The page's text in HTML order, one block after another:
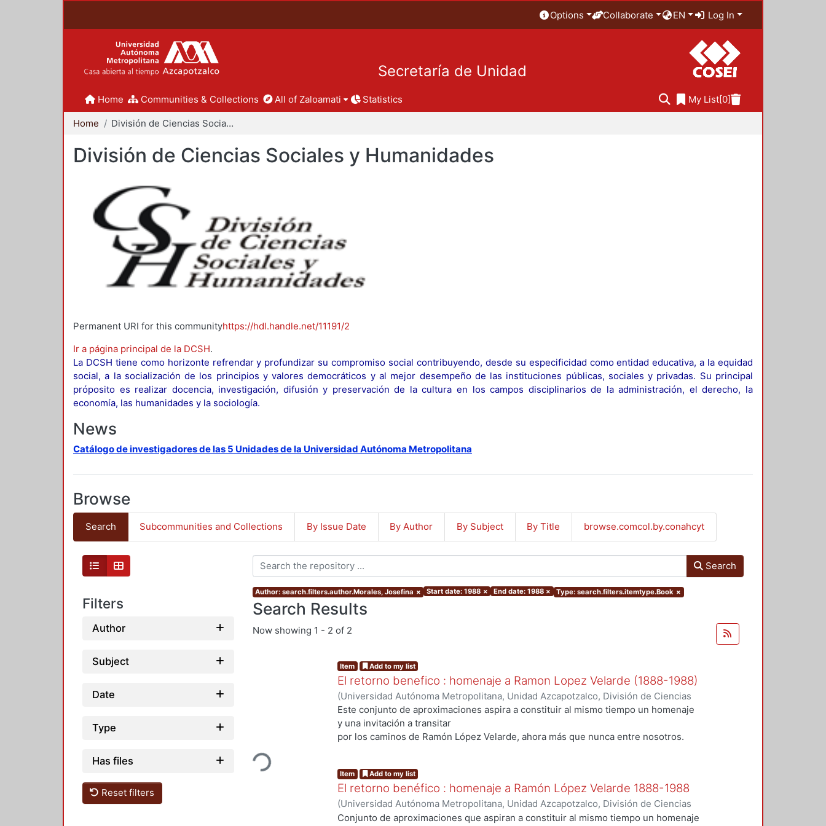
Options Collaborate EN Log In
Secretaría de Unidad
Home Communities & Collections All of Zaloamati Statistics My List[0]
Home División de Ciencias Sociales y Humanidades
División de Ciencias Sociales y Humanidades
Permanent URI for this communityhttps://hdl.handle.net/11191/2
Ir a página principal de la DCSH.
La DCSH tiene como horizonte refrendar y profundizar su compromiso social contribuyendo, desde su especificidad como entidad educativa, a la equidad
social, a la socialización de los principios y valores democráticos y al mejor desempeño de las instituciones públicas, sociales y privadas. Su principal
próposito es realizar docencia, investigación, difusión y preservación de la cultura en los campos disciplinarios de la administración, el derecho, la
economía, las humanidades y la sociología.
News
Catálogo de investigadores de las 5 Unidades de la Universidad Autónoma Metropolitana
Browse
Search Subcommunities and Collections By Issue Date By Author By Subject By Title browse.comcol.by.conahcyt
Filters
Author
Subject
Date
Type
Has files
Reset filters
Search
Author: search.filters.author.Morales, Josefina × Start date: 1988 × End date: 1988 × Type: search.filters.itemtype.Book ×
Search Results
Now showing 1 - 2 of 2
Loading...
Item Add to my list
El retorno benefico : homenaje a Ramon Lopez Velarde (1888-1988)
(Universidad Autónoma Metropolitana, Unidad Azcapotzalco, División de Ciencias
Sociales y Humanidades, Departamento de Humanidades, Área de Literatura,1988
Quirarte, Vicente;Conde Ortega, José Francisco
Leyva, Edelmira;Alegría de la Colina, Margarita;Salazar Muro, Severino;Morales,
Este conjunto de aproximaciones aspira a constituir al mismo tiempo un homenaje
y una invitación a transitar
por los caminos de Ramón López Velarde, ahora más que nunca entre nosotros.
Item Add to my list
El retorno benéfico : homenaje a Ramón López Velarde 1888-1988
(Universidad Autónoma Metropolitana, Unidad Azcapotzalco, División de Ciencias
Sociales y Humanidades, Departamento de Humanidades, Área de Literatura, Área
Conjunto de aproximaciones que aspiran a constituir al mismo tiempo un homenaje